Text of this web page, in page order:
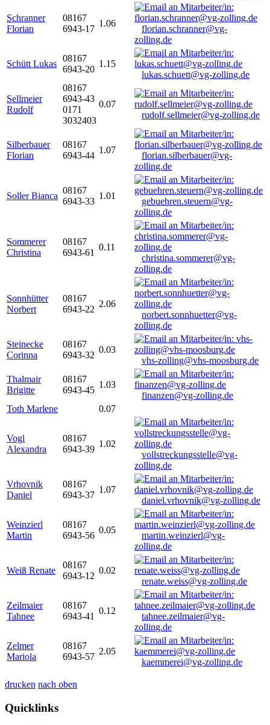
Schranner
Florian
08167
6943-17
1.06
florian.schranner@vg-
zolling.de
Schütt Lukas
08167
6943-20
1.15
lukas.schuett@vg-zolling.de
Sellmeier
Rudolf
08167
6943-43
0171
3032403
0.07
rudolf.sellmeier@vg-zolling.de
Silberbauer
Florian
08167
6943-44
1.07
florian.silberbauer@vg-
zolling.de
Soller Bianca
08167
6943-33
1.01
gebuehren.steuern@vg-
zolling.de
Sommerer
Christina
08167
6943-61
0.11
christina.sommerer@vg-
zolling.de
Sonnhütter
Norbert
08167
6943-22
2.06
norbert.sonnhuetter@vg-
zolling.de
Steinecke
Corinna
08167
6943-32
0.03
vhs-zolling@vhs-moosburg.de
Thalmair
Brigitte
08167
6943-45
1.03
finanzen@vg-zolling.de
Toth Marlene
0.07
Vogl
Alexandra
08167
6943-39
1.02
vollstreckungsstelle@vg-
zolling.de
Vrhovnik
Daniel
08167
6943-37
1.07
daniel.vrhovnik@vg-zolling.de
Weinzierl
Martin
08167
6943-56
0.05
martin.weinzierl@vg-
zolling.de
Weiß Renate
08167
6943-12
0.02
renate.weiss@vg-zolling.de
Zeilmaier
Tahnee
08167
6943-41
0.12
tahnee.zeilmaier@vg-
zolling.de
Zelmer
Mariola
08167
6943-57
2.05
kaemmerei@vg-zolling.de
drucken nach oben
Quicklinks